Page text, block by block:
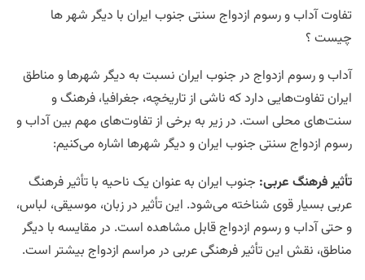
تفاوت آداب و رسوم ازدواج سنتی جنوب ایران با دیگر شهر ها
چیست ؟
آداب و رسوم ازدواج در جنوب ایران نسبت به دیگر شهرها و مناطق
ایران تفاوت‌هایی دارد که ناشی از تاریخچه، جغرافیا، فرهنگ و
سنت‌های محلی است. در زیر به برخی از تفاوت‌های مهم بین آداب و
رسوم ازدواج سنتی جنوب ایران و دیگر شهرها اشاره می‌کنیم:
تأثیر فرهنگ عربی: جنوب ایران به عنوان یک ناحیه با تأثیر فرهنگ
عربی بسیار قوی شناخته می‌شود. این تأثیر در زبان، موسیقی، لباس،
و حتی آداب و رسوم ازدواج قابل مشاهده است. در مقایسه با دیگر
مناطق، نقش این تأثیر فرهنگی عربی در مراسم ازدواج بیشتر است.